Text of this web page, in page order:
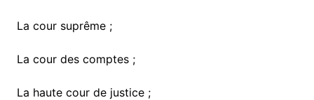
La cour suprême ;
La cour des comptes ;
La haute cour de justice ;